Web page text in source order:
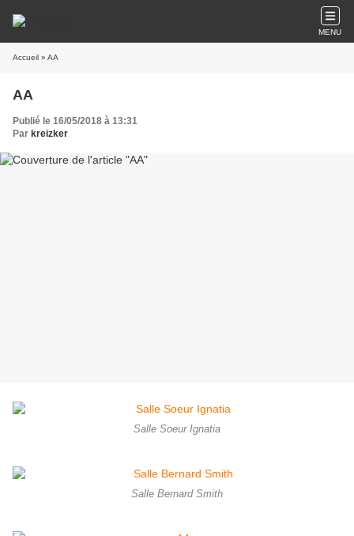
MENU
Accueil » AA
AA
Publié le 16/05/2018 à 13:31
Par kreizker
Salle Soeur Ignatia
Salle Bernard Smith